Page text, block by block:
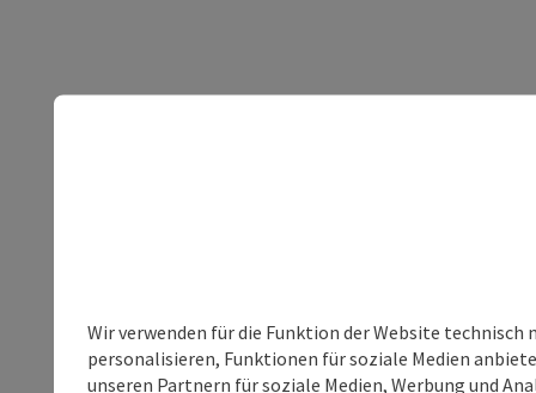
Wir verwenden für die Funktion der Website
personalisieren, Funktionen für soziale Medien
unseren Partnern für soziale Medien, Werbung und